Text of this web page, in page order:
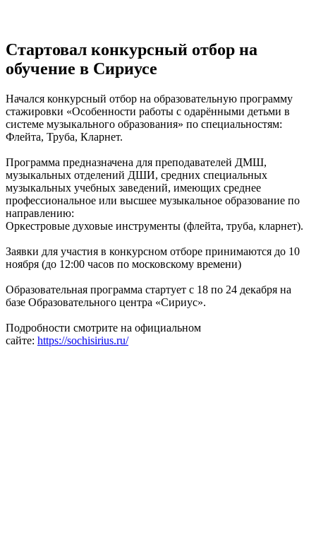
Стартовал конкурсный отбор на
обучение в Сириусе
Начался конкурсный отбор на образовательную программу
стажировки «Особенности работы с одарёнными детьми в
системе музыкального образования» по специальностям:
Флейта, Труба, Кларнет.
Программа предназначена для преподавателей ДМШ,
музыкальных отделений ДШИ, средних специальных
музыкальных учебных заведений, имеющих среднее
профессиональное или высшее музыкальное образование по
направлению:
Оркестровые духовые инструменты (флейта, труба, кларнет).
Заявки для участия в конкурсном отборе принимаются до 10
ноября (до 12:00 часов по московскому времени)
Образовательная программа стартует с 18 по 24 декабря на
базе Образовательного центра «Сириус».
Подробности смотрите на официальном
сайте: https://sochisirius.ru/